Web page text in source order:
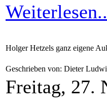
Holger Hetzels ganz eigene
Geschrieben von: Dieter
Freitag, 27.